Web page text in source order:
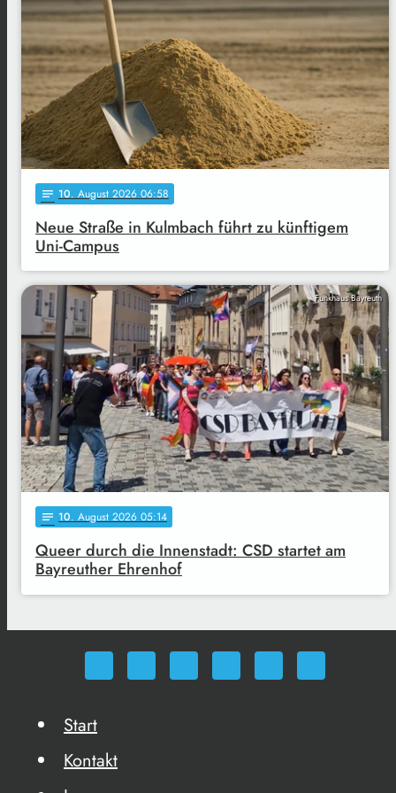
notes 10. August 2026 06:58
Neue Straße in Kulmbach führt zu künftigem
Uni-Campus
Funkhaus Bayreuth
notes 10. August 2026 05:14
Queer durch die Innenstadt: CSD startet am
Bayreuther Ehrenhof
Start
Kontakt